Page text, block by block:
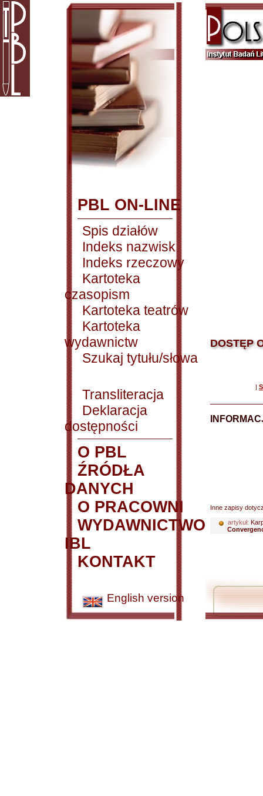
PBL ON-LINE
Spis działów
Indeks nazwisk
Indeks rzeczowy
Kartoteka
czasopism
Kartoteka teatrów
Kartoteka
wydawnictw
Szukaj tytułu/słowa
Transliteracja
Deklaracja
dostępności
O PBL
ŹRÓDŁA
DANYCH
O PRACOWNI
WYDAWNICTWO
IBL
KONTAKT
English version
DOSTĘP
|
Inne zapisy
artykuł: